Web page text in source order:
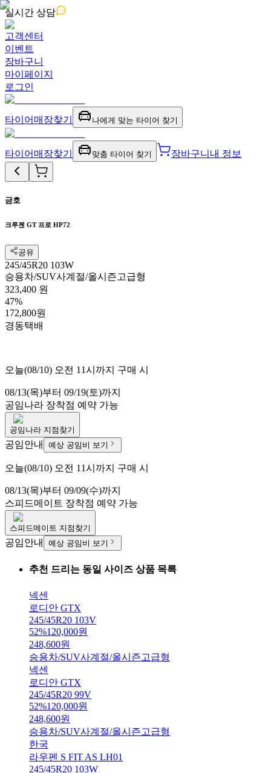
실시간 상담
고객센터
이벤트
장바구니
마이페이지
로그인
타이어 매장찾기 나에게 맞는 타이어 찾기
타이어 매장찾기 맞춤 타이어 찾기 장바구니 내 정보
금호
크루젠 GT 프로 HP72
공유
245/45R20 103W
승용차/SUV사계절/올시즌고급형
323,400 원
47%
172,800원
경동택배
오늘(08/10) 오전 11시까지 구매 시
08/13(목)부터 09/19(토)까지
공임나라 장착점 예약 가능
공임나라 지점찾기
공임안내 예상 공임비 보기
오늘(08/10) 오전 11시까지 구매 시
08/13(목)부터 09/09(수)까지
스피드메이트 장착점 예약 가능
스피드메이트 지점찾기
공임안내 예상 공임비 보기
추천 드리는 동일 사이즈 상품 목록
넥센
로디안 GTX
245/45R20 103V
52%120,000원
248,600원
승용차/SUV사계절/올시즌고급형
넥센
로디안 GTX
245/45R20 99V
52%120,000원
248,600원
승용차/SUV사계절/올시즌고급형
한국
라우펜 S FIT AS LH01
245/45R20 103W